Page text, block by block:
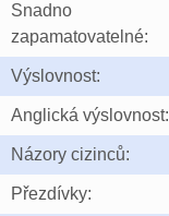
Snadno
zapamatovatelné:
Výslovnost:
Anglická výslovnost:
Názory cizinců:
Přezdívky: